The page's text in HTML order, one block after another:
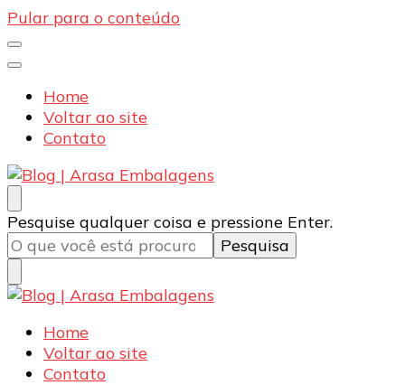
Pular para o conteúdo
Home
Voltar ao site
Contato
Blog | Arasa Embalagens
Confira conteúdos sobre embalagens para pizzas,
doces e salgados. Tudo para seu comércio com a
qualidade Arasa. Leia nossos conteúdos!
Procurando
algo?
Pesquise qualquer coisa e pressione Enter.
Blog | Arasa Embalagens
Confira conteúdos sobre embalagens para pizzas,
doces e salgados. Tudo para seu comércio com a
qualidade Arasa. Leia nossos conteúdos!
Home
Voltar ao site
Contato